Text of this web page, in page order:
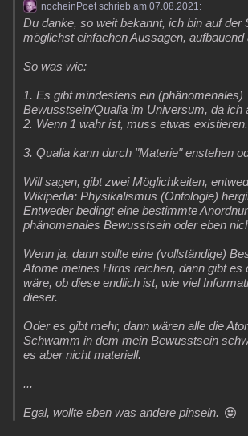
Übersichten
Besucht Teilgenommen Alle Neue
Lesenswert
nocheinPoet schrieb am 07.08.2021:
Du danke, so weit bekannt, ich bin auf der
möglichst einfachen Aussagen, aufbauend
So was wie:
1. Es gibt mindestens ein (phänomenales)
Bewusstsein/Qualia im Universum, da ich
2. Wenn 1 wahr ist, muss etwas existieren.
3. Qualia kann durch "Materie" enstehen
Will sagen, gibt zwei Möglichkeiten,
Wikipedia: Physikalismus (Ontologie)
Entweder bedingt eine bestimmte
phänomenales Bewusstsein oder eben
Wenn ja, dann sollte eine (vollständige)
Atome meines Hirns reichen, dann gibt es
wäre, ob diese endlich ist, wie viel
dieser.
Oder es gibt mehr, dann wären alle die
Schwamm in dem mein Bewusstsein
es aber nicht materiell.
...
Egal, wollte eben was andere pinseln.